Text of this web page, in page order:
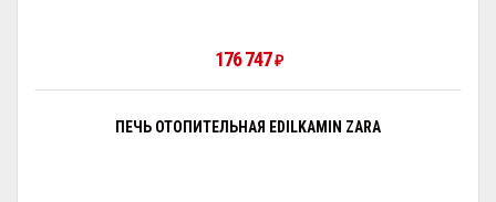
176 747 ₽
ПЕЧЬ ОТОПИТЕЛЬНАЯ EDILKAMIN ZARA